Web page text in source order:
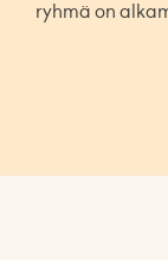
ryhmä on